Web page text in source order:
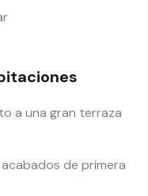
a una gran terraza
de primera